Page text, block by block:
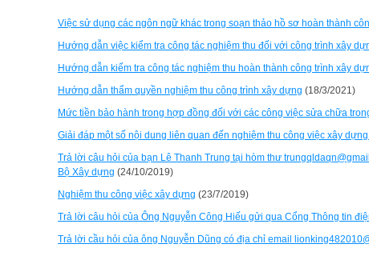
Việc sử dụng các ngôn ngữ khác trong soạn thảo hồ sơ hoàn thành
Hướng dẫn việc kiểm tra công tác nghiệm thu đối với công trình xây
Hướng dẫn kiểm tra công tác nghiệm thu hoàn thành công trình xây
Hướng dẫn thẩm quyền nghiệm thu công trình xây dựng (18/3/2021)
Mức tiền bảo hành trong hợp đồng đối với các công việc sửa chữa
Giải đáp một số nội dung liên quan đến nghiệm thu công việc xây
Trả lời câu hỏi của bạn Lê Thanh Trung tại hòm thư
Bộ Xây dựng (24/10/2019)
Nghiệm thu công việc xây dựng (23/7/2019)
Trả lời câu hỏi của Ông Nguyễn Công Hiếu gửi qua Cổng Thông tin
Trả lời cầu hỏi của ông Nguyễn Dũng có địa chỉ email